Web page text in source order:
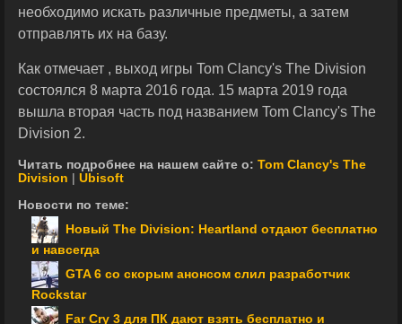
необходимо искать различные предметы, а затем
отправлять их на базу.
Как отмечает , выход игры Tom Clancy's The Division
состоялся 8 марта 2016 года. 15 марта 2019 года
вышла вторая часть под названием Tom Clancy's The
Division 2.
Читать подробнее на нашем сайте о: Tom Clancy's The
Division
Ubisoft
Новости по теме:
Новый The Division: Heartland отдают бесплатно
и навсегда
GTA 6 со скорым анонсом слил разработчик
Rockstar
Far Cry 3 для ПК дают взять бесплатно и